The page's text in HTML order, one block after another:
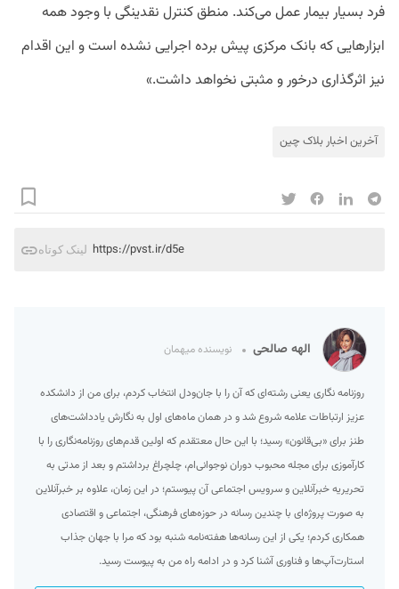
فرد بسیار بیمار عمل می‌کند. منطق کنترل نقدینگی با وجود همه
ابزارهایی که بانک مرکزی پیش برده اجرایی نشده است و این اقدام
نیز اثرگذاری درخور و مثبتی نخواهد داشت.»
آخرین اخبار بلاک‌ چین
لینک کوتاه https://pvst.ir/d5e
الهه صالحی نویسنده میهمان
روزنامه نگاری یعنی رشته‌ای که آن را با جان‌ودل انتخاب کردم، برای من از دانشکده
عزیز ارتباطات علامه شروع شد و در همان ماه‌های اول به نگارش یادداشت‌های
طنز برای «بی‌قانون» رسید؛ با این حال معتقدم که اولین قدم‌های روزنامه‌نگاری را با
کارآموزی برای مجله محبوب دوران نوجوانی‌ام، چلچراغ برداشتم و بعد از مدتی به
تحریریه خبرآنلاین و سرویس اجتماعی آن پیوستم؛ در این زمان، علاوه بر خبرآنلاین
به صورت پروژه‌ای با چندین رسانه در حوزه‌های فرهنگی، اجتماعی و اقتصادی
همکاری کردم؛ یکی از این رسانه‌ها هفته‌نامه شنبه بود که مرا با جهان جذاب
استارت‌آپ‌ها و فناوری آشنا کرد و در ادامه راه من به پیوست رسید.